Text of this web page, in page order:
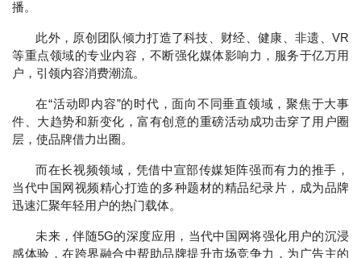
播。
此外，原创团队倾力打造了科技、财经、健康、非遗、VR
等重点领域的专业内容，不断强化媒体影响力，服务于亿万用
户，引领内容消费潮流。
在“活动即内容”的时代，面向不同垂直领域，聚焦于大事
件、大趋势和新变化，富有创意的重磅活动成功击穿了用户圈
层，使品牌借力出圈。
而在长视频领域，凭借中宣部传媒矩阵强而有力的推手，
当代中国网视频精心打造的多种题材的精品纪录片，成为品牌
迅速汇聚年轻用户的热门载体。
未来，伴随5G的深度应用，当代中国网将强化用户的沉浸
感体验，在跨界融合中帮助品牌提升市场竞争力，为广告主的